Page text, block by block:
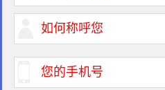
免费法律咨询热线: